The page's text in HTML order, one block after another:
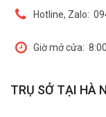
Hotline, Zalo:
Giờ mở cửa:
TRỤ SỞ TẠI HÀ